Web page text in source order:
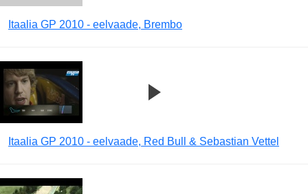
Itaalia GP 2010 - eelvaade, Brembo
Itaalia GP 2010 - eelvaade, Red Bull & Sebastian Vettel